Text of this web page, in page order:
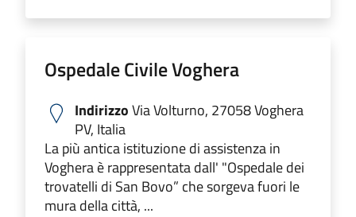
Ospedale Civile Voghera
IndirizzoVia Volturno, 27058 Voghera
PV, Italia
La più antica istituzione di assistenza in
Voghera è rappresentata dall' "Ospedale dei
trovatelli di San Bovo” che sorgeva fuori le
mura della città, ...